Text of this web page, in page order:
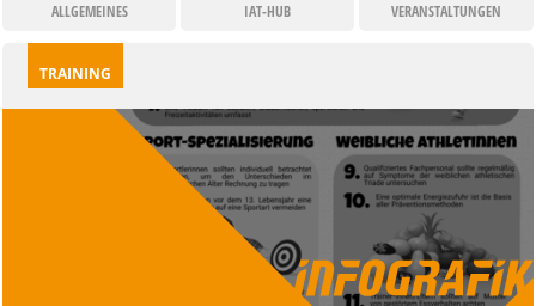
ALLGEMEINES IAT-HUB VERANSTALTUNGEN
TRAINING